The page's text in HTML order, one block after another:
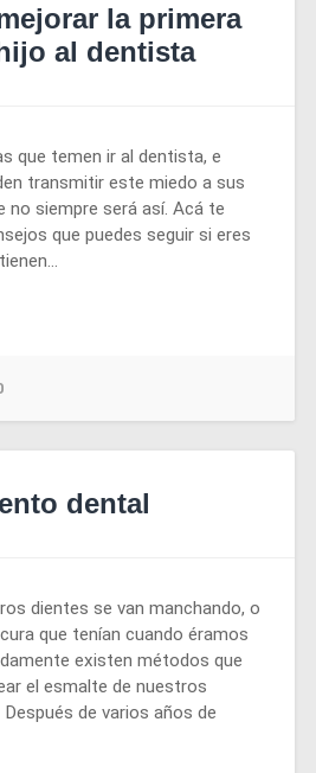
la primera
al dentista
que temen ir al dentista, e
transmitir este miedo a sus
no siempre será así. Acá te
que puedes seguir si eres
dental
dientes se van manchando, o
que tenían cuando éramos
existen métodos que
el esmalte de nuestros
de varios años de